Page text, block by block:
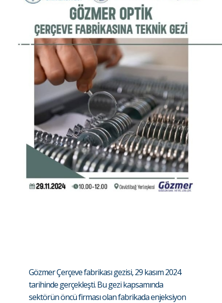
Gözmer Çerçeve fabrikası gezisi, 29 kasım 2024
tarihinde gerçekleşti. Bu gezi kapsamında
sektörün öncü firması olan fabrikada enjeksiyon